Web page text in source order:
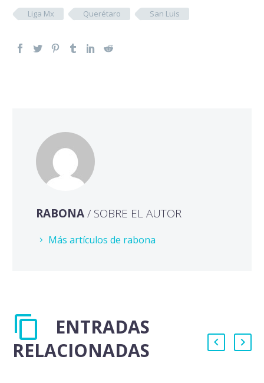
Liga Mx Querétaro San Luis
RABONA/ SOBRE EL AUTOR
Más artículos de rabona
ENTRADAS
RELACIONADAS